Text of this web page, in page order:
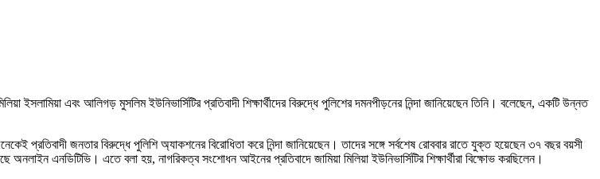
এবং আলিগড় মুসলিম ইউনিভার্সিটির প্রতিবাদী শিক্ষার্থীদের বিরুদ্ধে পুলিশের দমনপীড়নের নিন্দা জানিয়েছেন তিনি। বলেছেন, একটি উন্নত
জনতার বিরুদ্ধে পুলিশি অ্যাকশনের বিরোধিতা করে নিন্দা জানিয়েছেন। তাদের সঙ্গে সর্বশেষ রোববার রাতে যুক্ত হয়েছেন ৩৭ বছর বয়সী
এনডিটিভি। এতে বলা হয়, নাগরিকত্ব সংশোধন আইনের প্রতিবাদে জামিয়া মিলিয়া ইউনিভার্সিটির শিক্ষার্থীরা বিক্ষোভ করছিলেন।